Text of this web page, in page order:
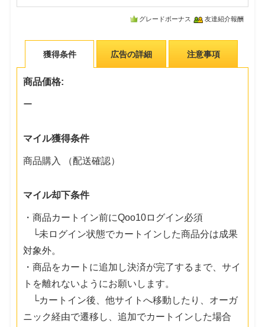
グレードボーナス 友達紹介報酬
獲得条件 広告の詳細 注意事項
商品価格:
ー
マイル獲得条件
商品購入 （配送確認）
マイル却下条件
・商品カートイン前にQoo10ログイン必須
└未ログイン状態でカートインした商品分は成果
対象外。
・商品をカートに追加し決済が完了するまで、サイ
トを離れないようにお願いします。
└カートイン後、他サイトへ移動したり、オーガ
ニック経由で遷移し、追加でカートインした場合